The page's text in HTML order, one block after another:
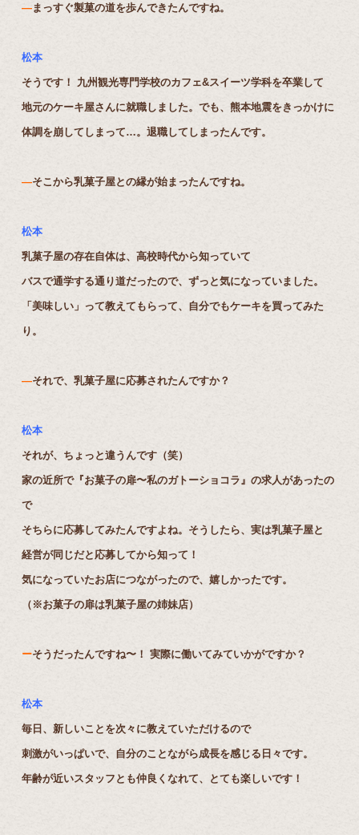
―まっすぐ製菓の道を歩んできたんですね。
松本
そうです！ 九州観光専門学校のカフェ&スイーツ学科を卒業して
地元のケーキ屋さんに就職しました。でも、熊本地震をきっかけに
体調を崩してしまって…。退職してしまったんです。
―そこから乳菓子屋との縁が始まったんですね。
松本
乳菓子屋の存在自体は、高校時代から知っていて
バスで通学する通り道だったので、ずっと気になっていました。
「美味しい」って教えてもらって、自分でもケーキを買ってみた
り。
―それで、乳菓子屋に応募されたんですか？
松本
それが、ちょっと違うんです（笑）
家の近所で『お菓子の扉〜私のガトーショコラ』の求人があったの
で
そちらに応募してみたんですよね。そうしたら、実は乳菓子屋と
経営が同じだと応募してから知って！
気になっていたお店につながったので、嬉しかったです。
（※お菓子の扉は乳菓子屋の姉妹店）
ーそうだったんですね〜！ 実際に働いてみていかがですか？
松本
毎日、新しいことを次々に教えていただけるので
刺激がいっぱいで、自分のことながら成長を感じる日々です。
年齢が近いスタッフとも仲良くなれて、とても楽しいです！